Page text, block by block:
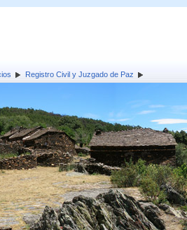
Registro Civil y Juzgado de Paz